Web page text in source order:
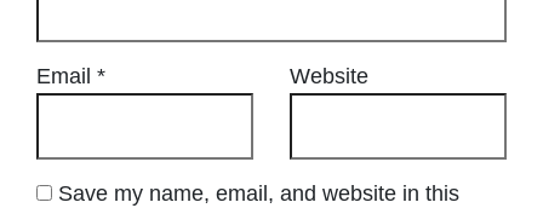
Email * Website
Save my name, email, and website in this